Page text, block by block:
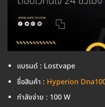
แบรนด์ : Lostvape
ชื่อสินค้า : Hyperion
กำลังจ่าย : 100 W